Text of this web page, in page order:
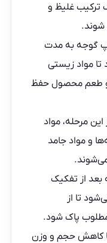
ترکیب غلیظ و
شوند.
گوجه به مدت
تا مواد زیستی
و طعم محصول حفظ
این مرحله، مواد
و مواد جامد
بعد از تفکیک
تا از
پاک شود.
کاهش حجم و وزن